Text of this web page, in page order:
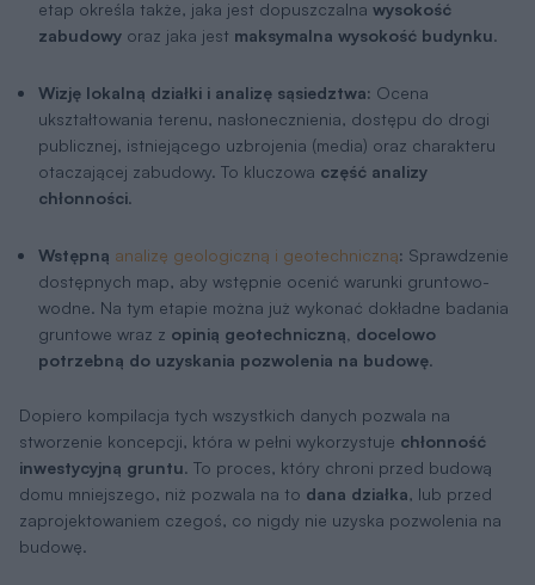
etap określa także, jaka jest dopuszczalna wysokość
zabudowy oraz jaka jest maksymalna wysokość budynku.
Wizję lokalną działki i analizę sąsiedztwa: Ocena
ukształtowania terenu, nasłonecznienia, dostępu do drogi
publicznej, istniejącego uzbrojenia (media) oraz charakteru
otaczającej zabudowy. To kluczowa część analizy
chłonności.
Wstępną analizę geologiczną i geotechniczną: Sprawdzenie
dostępnych map, aby wstępnie ocenić warunki gruntowo-
wodne. Na tym etapie można już wykonać dokładne badania
gruntowe wraz z opinią geotechniczną, docelowo
potrzebną do uzyskania pozwolenia na budowę.
Dopiero kompilacja tych wszystkich danych pozwala na
stworzenie koncepcji, która w pełni wykorzystuje chłonność
inwestycyjną gruntu. To proces, który chroni przed budową
domu mniejszego, niż pozwala na to dana działka, lub przed
zaprojektowaniem czegoś, co nigdy nie uzyska pozwolenia na
budowę.